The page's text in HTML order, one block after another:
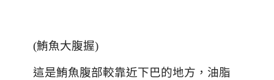
(鮪魚大腹握)
這是鮪魚腹部較靠近下巴的地方，油脂